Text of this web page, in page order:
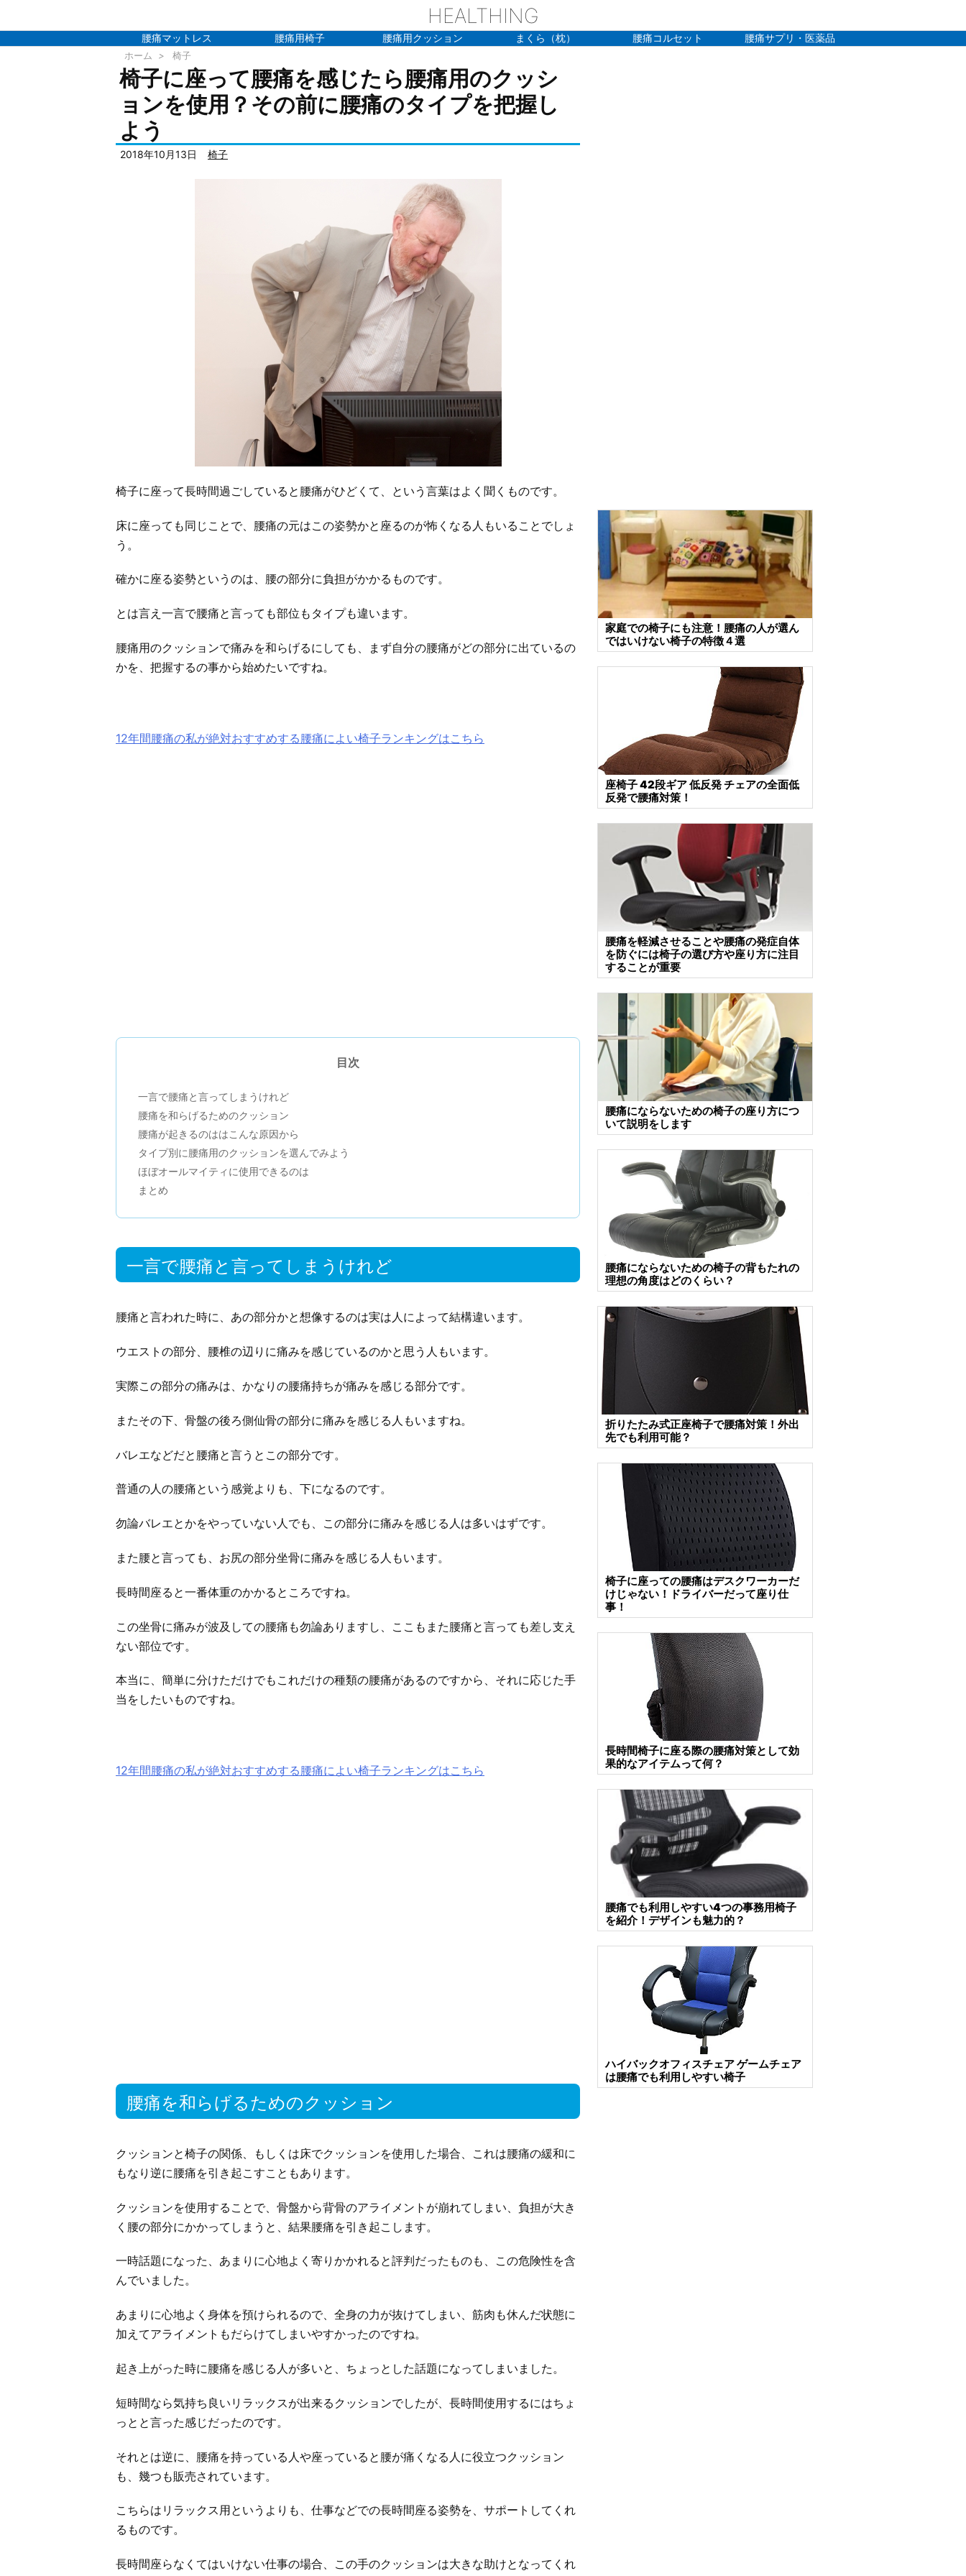
HEALTHING
腰痛マットレス 腰痛用椅子 腰痛用クッション まくら（枕） 腰痛コルセット 腰痛サプリ・医薬品
ホーム > 椅子
椅子に座って腰痛を感じたら腰痛用のクッシ
ョンを使用？その前に腰痛のタイプを把握し
よう
2018年10月13日 椅子
椅子に座って長時間過ごしていると腰痛がひどくて、という言葉はよく聞くものです。
床に座っても同じことで、腰痛の元はこの姿勢かと座るのが怖くなる人もいることでしょ
う。
確かに座る姿勢というのは、腰の部分に負担がかかるものです。
とは言え一言で腰痛と言っても部位もタイプも違います。
腰痛用のクッションで痛みを和らげるにしても、まず自分の腰痛がどの部分に出ているの
かを、把握するの事から始めたいですね。
12年間腰痛の私が絶対おすすめする腰痛によい椅子ランキングはこちら
目次
一言で腰痛と言ってしまうけれど
腰痛を和らげるためのクッション
腰痛が起きるのははこんな原因から
タイプ別に腰痛用のクッションを選んでみよう
ほぼオールマイティに使用できるのは
まとめ
一言で腰痛と言ってしまうけれど
腰痛と言われた時に、あの部分かと想像するのは実は人によって結構違います。
ウエストの部分、腰椎の辺りに痛みを感じているのかと思う人もいます。
実際この部分の痛みは、かなりの腰痛持ちが痛みを感じる部分です。
またその下、骨盤の後ろ側仙骨の部分に痛みを感じる人もいますね。
バレエなどだと腰痛と言うとこの部分です。
普通の人の腰痛という感覚よりも、下になるのです。
勿論バレエとかをやっていない人でも、この部分に痛みを感じる人は多いはずです。
また腰と言っても、お尻の部分坐骨に痛みを感じる人もいます。
長時間座ると一番体重のかかるところですね。
この坐骨に痛みが波及しての腰痛も勿論ありますし、ここもまた腰痛と言っても差し支え
ない部位です。
本当に、簡単に分けただけでもこれだけの種類の腰痛があるのですから、それに応じた手
当をしたいものですね。
12年間腰痛の私が絶対おすすめする腰痛によい椅子ランキングはこちら
腰痛を和らげるためのクッション
クッションと椅子の関係、もしくは床でクッションを使用した場合、これは腰痛の緩和に
もなり逆に腰痛を引き起こすこともあります。
クッションを使用することで、骨盤から背骨のアライメントが崩れてしまい、負担が大き
く腰の部分にかかってしまうと、結果腰痛を引き起こします。
一時話題になった、あまりに心地よく寄りかかれると評判だったものも、この危険性を含
んでいました。
あまりに心地よく身体を預けられるので、全身の力が抜けてしまい、筋肉も休んだ状態に
加えてアライメントもだらけてしまいやすかったのですね。
起き上がった時に腰痛を感じる人が多いと、ちょっとした話題になってしまいました。
短時間なら気持ち良いリラックスが出来るクッションでしたが、長時間使用するにはちょ
っとと言った感じだったのです。
それとは逆に、腰痛を持っている人や座っていると腰が痛くなる人に役立つクッション
も、幾つも販売されています。
こちらはリラックス用というよりも、仕事などでの長時間座る姿勢を、サポートしてくれ
るものです。
長時間座らなくてはいけない仕事の場合、この手のクッションは大きな助けとなってくれ
家庭での椅子にも注意！腰痛の人が選ん
ではいけない椅子の特徴４選
座椅子 42段ギア 低反発 チェアの全面低
反発で腰痛対策！
腰痛を軽減させることや腰痛の発症自体
を防ぐには椅子の選び方や座り方に注目
することが重要
腰痛にならないための椅子の座り方につ
いて説明をします
腰痛にならないための椅子の背もたれの
理想の角度はどのくらい？
折りたたみ式正座椅子で腰痛対策！外出
先でも利用可能？
椅子に座っての腰痛はデスクワーカーだ
けじゃない！ドライバーだって座り仕
事！
長時間椅子に座る際の腰痛対策として効
果的なアイテムって何？
腰痛でも利用しやすい4つの事務用椅子
を紹介！デザインも魅力的？
ハイバックオフィスチェア ゲームチェア
は腰痛でも利用しやすい椅子